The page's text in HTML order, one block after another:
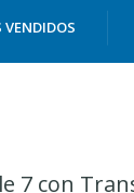
VENDIDOS
7 con